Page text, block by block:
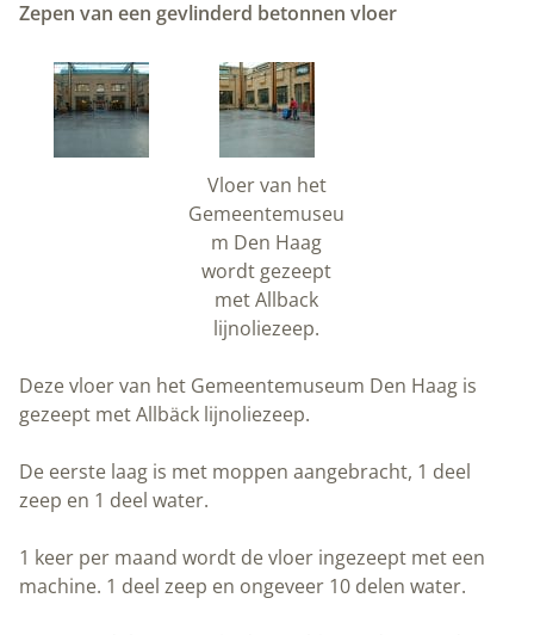
Zepen van een gevlinderd betonnen vloer
Vloer van het
Gemeentemuseu
m Den Haag
wordt gezeept
met Allback
lijnoliezeep.
Deze vloer van het Gemeentemuseum Den Haag is
gezeept met Allbäck lijnoliezeep.
De eerste laag is met moppen aangebracht, 1 deel
zeep en 1 deel water.
1 keer per maand wordt de vloer ingezeept met een
machine. 1 deel zeep en ongeveer 10 delen water.